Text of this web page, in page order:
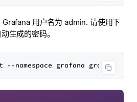
用户名为 admin. 请使用下
生成的密码。
namespace grafana grafana -o